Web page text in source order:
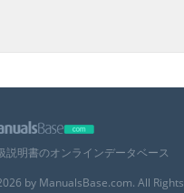
説明書のオンラインデータベース
by ManualsBase.com. All Rights